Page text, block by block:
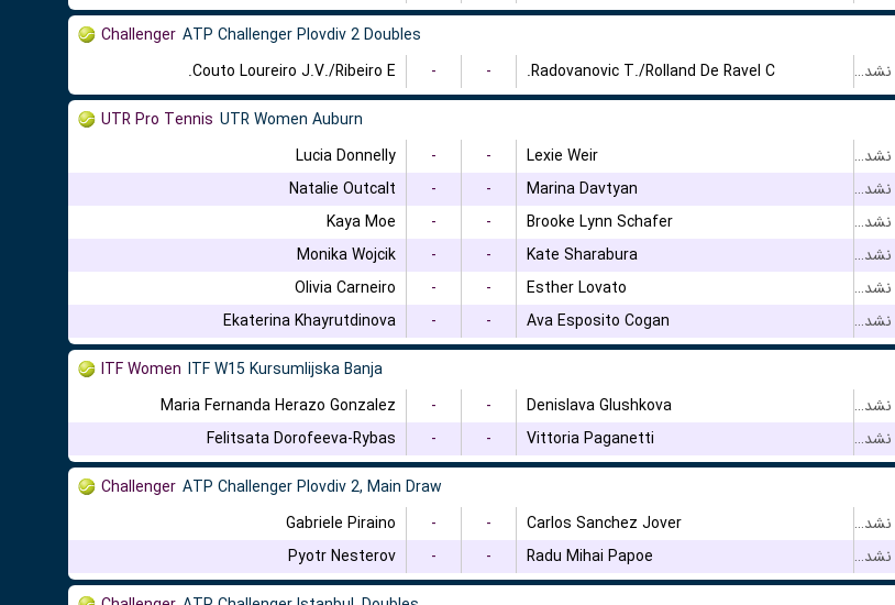
Challenger ATP Challenger Plovdiv 2 Doubles
Couto Loureiro J.V./Ribeiro E.
- - Radovanovic T./Rolland De Ravel C. بازی شروع نشده است
UTR Pro Tennis UTR Women Auburn
Lucia Donnelly
- - Lexie Weir بازی شروع نشده است
Natalie Outcalt
- - Marina Davtyan بازی شروع نشده است
Kaya Moe
- - Brooke Lynn Schafer بازی شروع نشده است
Monika Wojcik
- - Kate Sharabura بازی شروع نشده است
Olivia Carneiro
- - Esther Lovato بازی شروع نشده است
Ekaterina Khayrutdinova
- - Ava Esposito Cogan بازی شروع نشده است
ITF Women ITF W15 Kursumlijska Banja
Maria Fernanda Herazo Gonzalez
- - Denislava Glushkova بازی شروع نشده است
Felitsata Dorofeeva-Rybas
- - Vittoria Paganetti بازی شروع نشده است
Challenger ATP Challenger Plovdiv 2, Main Draw
Gabriele Piraino
- - Carlos Sanchez Jover بازی شروع نشده است
Pyotr Nesterov
- - Radu Mihai Papoe بازی شروع نشده است